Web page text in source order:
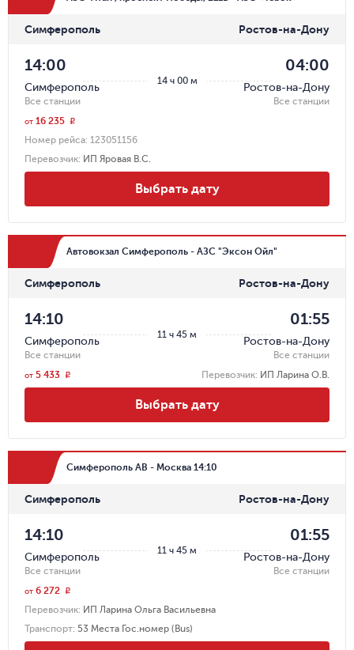
Симферополь Ростов-на-Дону
14 ч 00 м
14:00
Симферополь
Все станции
04:00
Ростов-на-Дону
Все станции
Номер рейса: 123051156
Перевозчик: ИП Яровая В.С.
от 16 235 r
Выбрать дату
Автовокзал Симферополь - АЗС "Эксон Ойл"
Симферополь Ростов-на-Дону
11 ч 45 м
14:10
Симферополь
Все станции
01:55
Ростов-на-Дону
Все станции
Перевозчик: ИП Ларина О.В.
от 5 433 r
Выбрать дату
Симферополь АВ - Москва 14:10
Симферополь Ростов-на-Дону
11 ч 45 м
14:10
Симферополь
Все станции
01:55
Ростов-на-Дону
Все станции
Перевозчик: ИП Ларина Ольга Васильевна
Транспорт: 53 Места Гос.номер (Bus)
от 6 272 r